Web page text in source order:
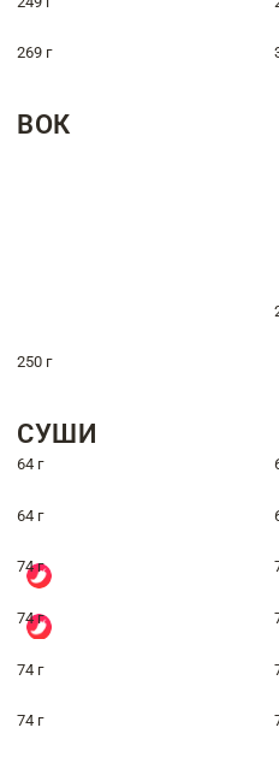
269 г
ВОК
250 г
СУШИ
64 г
64 г
74 г
74 г
74 г
74 г